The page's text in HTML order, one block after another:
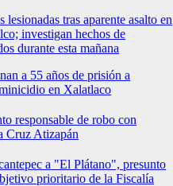
lesionadas tras aparente asalto en
investigan hechos de
durante esta mañana
a 55 años de prisión a
en Xalatlaco
responsable de robo con
Cruz Atizapán
a "El Plátano", presunto
prioritario de la Fiscalía